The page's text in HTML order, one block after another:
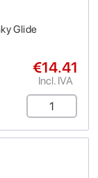
Glide
€14.41
Incl. IVA